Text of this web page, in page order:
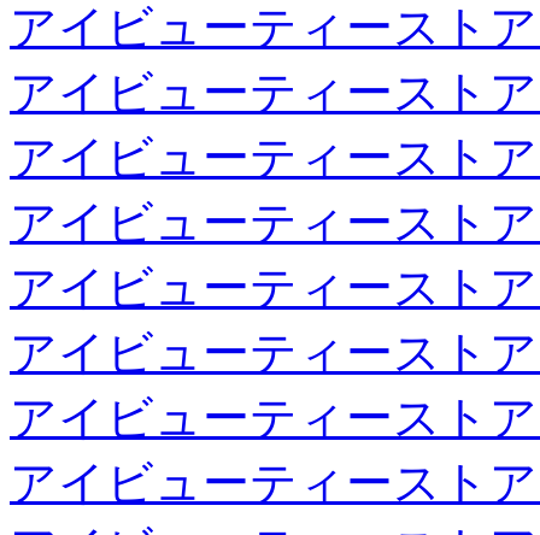
アイビューティースト
アイビューティースト
アイビューティースト
アイビューティースト
アイビューティースト
アイビューティースト
アイビューティースト
アイビューティースト